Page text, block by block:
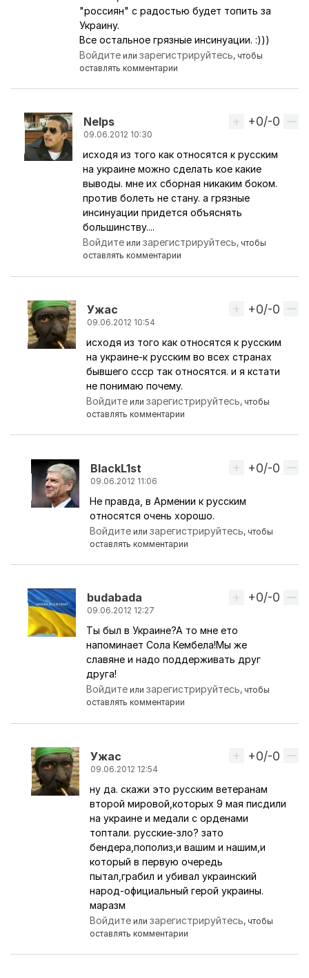
"россиян" с радостью будет топить за
Украину.
Все остальное грязные инсинуации. :)))
Войдите илизарегистрируйтесь, чтобы
оставлять комментарии
Nelps
09.06.2012 10:30
Ответ на комментарий пользователяЧиП
Вверх
+0/-0
исходя из того как относятся к русским
на украине можно сделать кое какие
выводы. мне их сборная никаким боком.
против болеть не стану. а грязные
инсинуации придется объяснять
большинству....
Войдите илизарегистрируйтесь, чтобы
оставлять комментарии
Ужас
09.06.2012 10:54
Ответ на комментарий пользователяNelps
Вверх
+0/-0
исходя из того как относятся к русским
на украине-к русским во всех странах
бывшего ссср так относятся. и я кстати
не понимаю почему.
Войдите илизарегистрируйтесь, чтобы
оставлять комментарии
BlackL1st
09.06.2012 11:06
Ответ на комментарий пользователя
Вверх
+0/-0
Не правда, в Армении к русским
относятся очень хорошо.
Войдите илизарегистрируйтесь, чтобы
оставлять комментарии
budabada
09.06.2012 12:27
Ответ на комментарий пользователя
Вверх
+0/-0
Ты был в Украине?А то мне ето
напоминает Сола Кембела!Мы же
славяне и надо поддерживать друг
друга!
Войдите илизарегистрируйтесь, чтобы
оставлять комментарии
Ужас
09.06.2012 12:54
Ответ на комментарий пользователя
Вверх
+0/-0
ну да. скажи это русским ветеранам
второй мировой,которых 9 мая писдили
на украине и медали с орденами
топтали. русские-зло? зато
бендера,пополиз,и вашим и нашим,и
который в первую очередь
пытал,грабил и убивал украинский
народ-официальный герой украины.
маразм
Войдите илизарегистрируйтесь, чтобы
оставлять комментарии